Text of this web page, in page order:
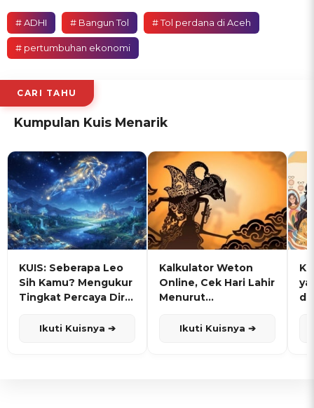
# ADHI # Bangun Tol # Tol perdana di Aceh
# pertumbuhan ekonomi
CARI TAHU
Kumpulan Kuis Menarik
KUIS: Seberapa Leo
Sih Kamu? Mengukur
Tingkat Percaya Diri
Ikuti Kuisnya ➔
Kalkulator Weton
Online, Cek Hari Lahir
Menurut
Ikuti Kuisnya ➔